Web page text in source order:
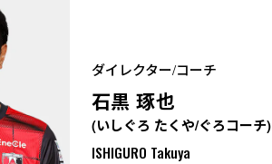
ダイレクター/コーチ
石黒 琢也
(いしぐろ たくや/ぐろコーチ)
ISHIGURO Takuya